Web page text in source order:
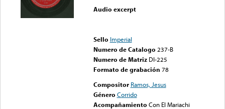
Audio excerpt
Sello Imperial
Numero de Catalogo 237-B
Numero de Matriz DI-225
Formato de grabación 78
Compositor Ramos, Jesus
Género Corrido
Acompañamiento Con El Mariachi